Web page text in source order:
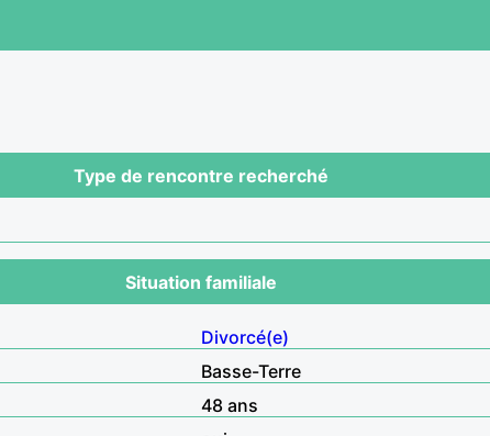
Type de rencontre recherché
Situation familiale
Divorcé(e)
Basse-Terre
48 ans